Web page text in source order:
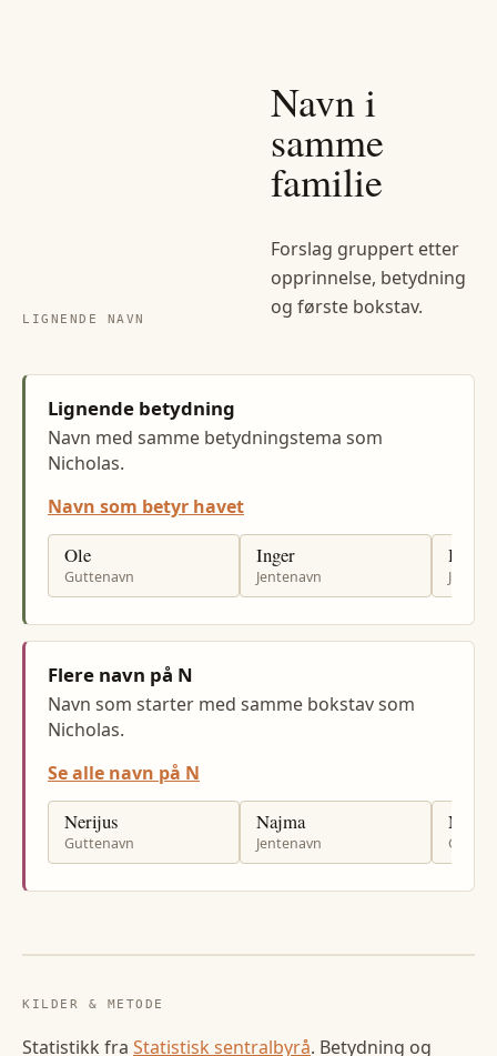
LIGNENDE NAVN
Navn i
samme
familie
Forslag gruppert etter
opprinnelse, betydning
og første bokstav.
Lignende betydning
Navn med samme betydningstema som
Nicholas.
Navn som betyr havet
Ole
Guttenavn
Inger
Jentenavn
Hilde
Flere navn på N
Navn som starter med samme bokstav som
Nicholas.
Se alle navn på N
Nerijus
Guttenavn
Najma
Jentenavn
Njål
KILDER & METODE
Statistikk fra Statistisk sentralbyrå. Betydning og